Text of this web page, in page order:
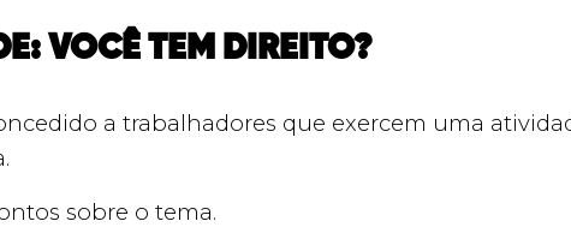
VOCÊ TEM DIREITO?
a trabalhadores que exercem uma
sobre o tema.